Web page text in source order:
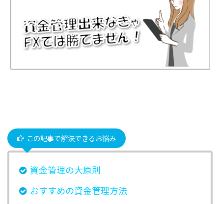
この記事で解決できるお悩み
資金管理の大原則
おすすめの資金管理方法